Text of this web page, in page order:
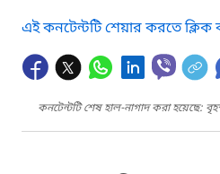
এই কনটেন্টটি শেয়ার করতে
কনটেন্টটি শেষ হাল-নাগাদ করা হয়েছে: